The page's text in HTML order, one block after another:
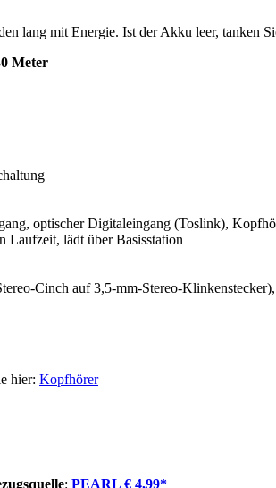
lang mit Energie. Ist der Akku leer, tanken
Meter
optischer Digitaleingang (Toslink),
Laufzeit, lädt über Basisstation
Cinch auf 3,5-mm-Stereo-
hier: Kopfhörer
: PEARL € 4,99*